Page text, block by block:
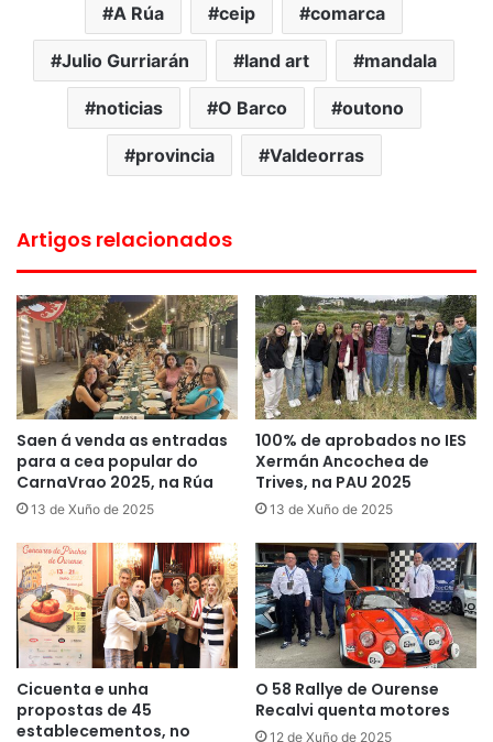
A Rúa ceip comarca
Julio Gurriarán land art mandala
noticias O Barco outono
provincia Valdeorras
Artigos relacionados
Saen á venda as entradas
para a cea popular do
CarnaVrao 2025, na Rúa
13 de Xuño de 2025
100% de aprobados no IES
Xermán Ancochea de
Trives, na PAU 2025
13 de Xuño de 2025
Cicuenta e unha
propostas de 45
establecementos, no
O 58 Rallye de Ourense
Recalvi quenta motores
12 de Xuño de 2025